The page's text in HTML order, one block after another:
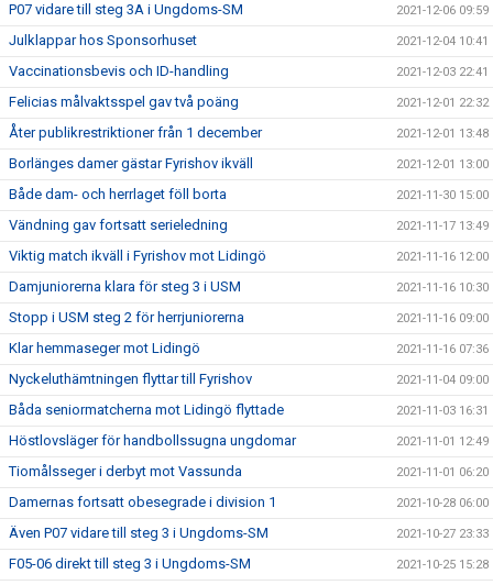
P07 vidare till steg 3A i Ungdoms-SM 2021-12-06 09:59
Julklappar hos Sponsorhuset 2021-12-04 10:41
Vaccinationsbevis och ID-handling 2021-12-03 22:41
Felicias målvaktsspel gav två poäng 2021-12-01 22:32
Åter publikrestriktioner från 1 december 2021-12-01 13:48
Borlänges damer gästar Fyrishov ikväll 2021-12-01 13:00
Både dam- och herrlaget föll borta 2021-11-30 15:00
Vändning gav fortsatt serieledning 2021-11-17 13:49
Viktig match ikväll i Fyrishov mot Lidingö 2021-11-16 12:00
Damjuniorerna klara för steg 3 i USM 2021-11-16 10:30
Stopp i USM steg 2 för herrjuniorerna 2021-11-16 09:00
Klar hemmaseger mot Lidingö 2021-11-16 07:36
Nyckeluthämtningen flyttar till Fyrishov 2021-11-04 09:00
Båda seniormatcherna mot Lidingö flyttade 2021-11-03 16:31
Höstlovsläger för handbollssugna ungdomar 2021-11-01 12:49
Tiomålsseger i derbyt mot Vassunda 2021-11-01 06:20
Damernas fortsatt obesegrade i division 1 2021-10-28 06:00
Även P07 vidare till steg 3 i Ungdoms-SM 2021-10-27 23:33
F05-06 direkt till steg 3 i Ungdoms-SM 2021-10-25 15:28